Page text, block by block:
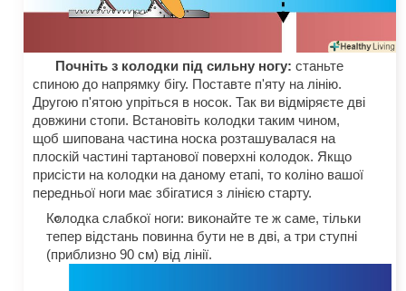
Почніть з колодки під сильну ногу: станьте
спиною до напрямку бігу. Поставте п'яту на лінію.
Другою п'ятою упріться в носок. Так ви відміряєте дві
довжини стопи. Встановіть колодки таким чином,
щоб шипована частина носка розташувалася на
плоскій частині тартанової поверхні колодок. Якщо
присісти на колодки на даному етапі, то коліно вашої
передньої ноги має збігатися з лінією старту.
Колодка слабкої ноги: виконайте те ж саме, тільки
тепер відстань повинна бути не в дві, а три ступні
(приблизно 90 см) від лінії.